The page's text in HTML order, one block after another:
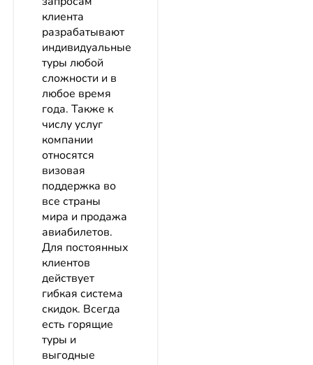
клиента
разрабатывают
индивидуальные
туры любой
сложности и в
любое время
года. Также к
числу услуг
компании
относятся
визовая
поддержка во
все страны
мира и продажа
авиабилетов.
Для постоянных
клиентов
действует
гибкая система
скидок. Всегда
есть горящие
туры и
выгодные